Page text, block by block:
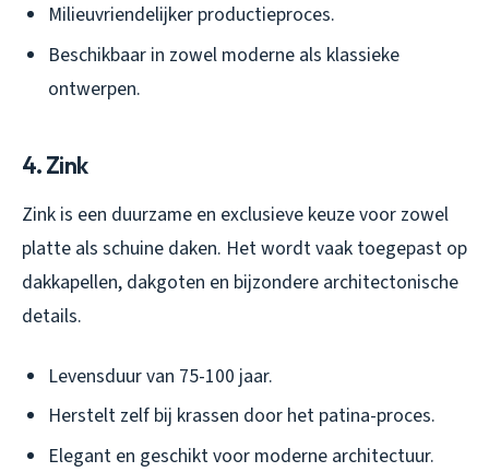
Milieuvriendelijker productieproces.
Beschikbaar in zowel moderne als klassieke
ontwerpen.
4. Zink
Zink is een duurzame en exclusieve keuze voor zowel
platte als schuine daken. Het wordt vaak toegepast op
dakkapellen, dakgoten en bijzondere architectonische
details.
Levensduur van 75-100 jaar.
Herstelt zelf bij krassen door het patina-proces.
Elegant en geschikt voor moderne architectuur.